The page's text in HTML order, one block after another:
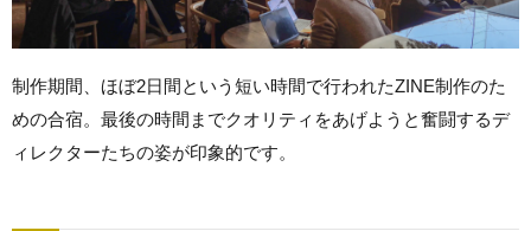
制作期間、ほぼ2日間という短い時間で行われたZINE制作のた
めの合宿。最後の時間までクオリティをあげようと奮闘するデ
ィレクターたちの姿が印象的です。